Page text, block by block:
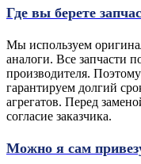
Где вы берете
Мы используем
аналоги. Все запчасти
производителя.
гарантируем долгий
агрегатов. Перед
согласие заказчика.
Можно я сам